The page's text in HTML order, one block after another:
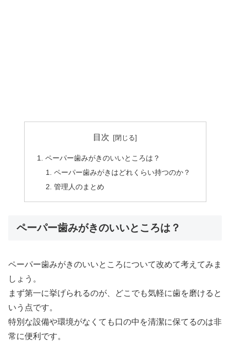
目次
ペーパー歯みがきのいいところは？
ペーパー歯みがきはどれくらい持つのか？
管理人のまとめ
ペーパー歯みがきのいいところは？
ペーパー歯みがきのいいところについて改めて考えてみま
しょう。
まず第一に挙げられるのが、どこでも気軽に歯を磨けると
いう点です。
特別な設備や環境がなくても口の中を清潔に保てるのは非
常に便利です。